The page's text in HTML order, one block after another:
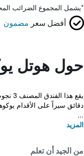
*يشمل المجموع الضرائب
أفضل سعر مضمون
حول هوتل
دقائق سيراً على الأقدام
...
المزيد
من الجيد أن تعلم